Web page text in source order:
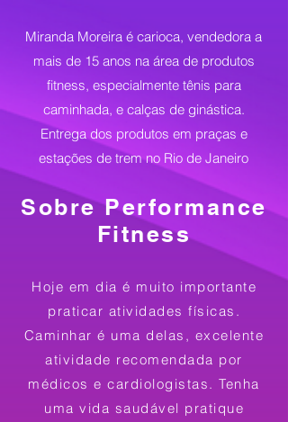
Miranda Moreira é carioca, vendedora a
mais de 15 anos na área de produtos
fitness, especialmente tênis para
caminhada, e calças de ginástica.
Entrega dos produtos em praças e
estações de trem no Rio de Janeiro
Sobre Performance
Fitness
Hoje em dia é muito importante
praticar atividades físicas.
Caminhar é uma delas, excelente
atividade recomendada por
médicos e cardiologistas. Tenha
uma vida saudável pratique